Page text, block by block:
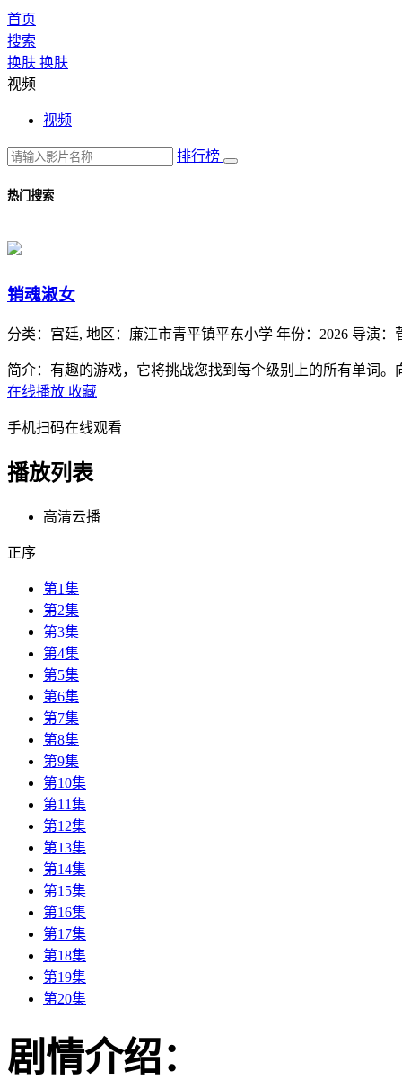
首页
搜索
换肤 换肤
视频
视频
排行榜
热门搜索
销魂淑女
分类： 宫廷, 地区： 廉江市青平镇平东小学 年份： 2026 导演：
简介：有趣的游戏，它将挑战您找到每个级别上的所有单词
在线播放 收藏
手机扫码在线观看
播放列表
高清云播
正序
第1集
第2集
第3集
第4集
第5集
第6集
第7集
第8集
第9集
第10集
第11集
第12集
第13集
第14集
第15集
第16集
第17集
第18集
第19集
第20集
剧情介绍：